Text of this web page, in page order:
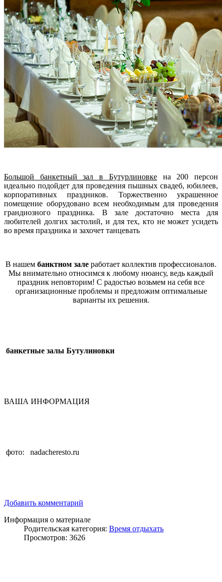
Большой банкетный зал в Бутурлиновкена 200 персон
идеально подойдет для проведения пышных свадеб, юбилеев,
корпоративных праздников. Торжественно украшенное
помещение оборудовано всем необходимым для проведения
грандиозного праздника. В зале достаточно места для
любителей долгих застолий, и для тех, кто не может усидеть
во время праздника и захочет танцевать
В нашем банктном зале работает коллектив профессионалов.
Мы внимательно относимся к любому нюансу, ведь каждый
праздник неповторим! С радостью возьмем на себя все
организационные проблемы и предложим оптимальные
варианты их решения.
банкетные залы Бутулиновки
ВАША ИНФОРМАЦИЯ
фото: nadacheresto.ru
Добавить комментарий
Информация о материале
Родительская категория: Время отдыхать
Просмотров: 3626